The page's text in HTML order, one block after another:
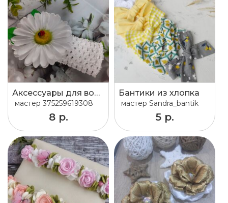
Аксессуары для волос
мастер 375259619308
8 р.
Бантики из хлопка
мастер Sandra_bantik
5 р.